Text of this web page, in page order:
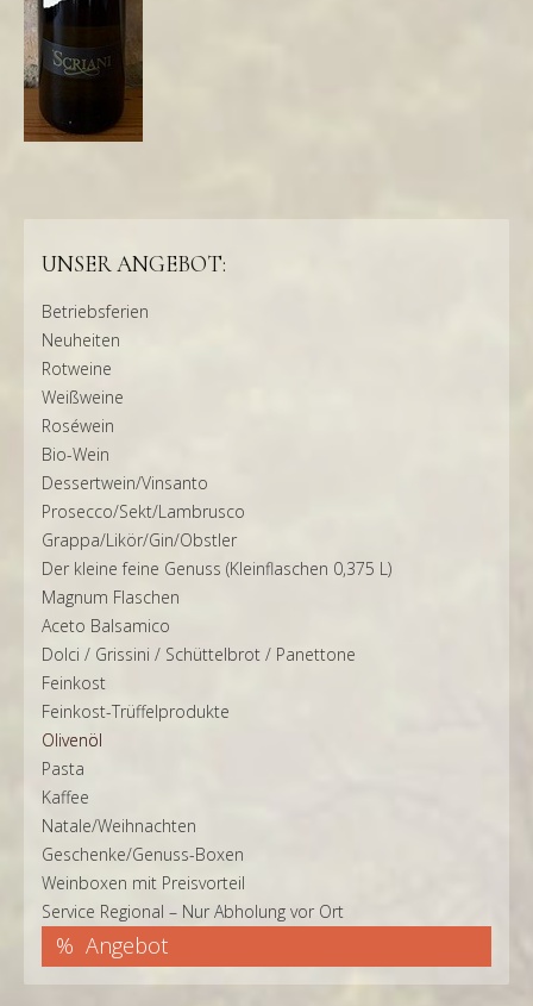
UNSER ANGEBOT:
Betriebsferien
Neuheiten
Rotweine
Weißweine
Roséwein
Bio-Wein
Dessertwein/Vinsanto
Prosecco/Sekt/Lambrusco
Grappa/Likör/Gin/Obstler
Der kleine feine Genuss (Kleinflaschen 0,375 L)
Magnum Flaschen
Aceto Balsamico
Dolci / Grissini / Schüttelbrot / Panettone
Feinkost
Feinkost-Trüffelprodukte
Olivenöl
Pasta
Kaffee
Natale/Weihnachten
Geschenke/Genuss-Boxen
Weinboxen mit Preisvorteil
Service Regional – Nur Abholung vor Ort
Angebot